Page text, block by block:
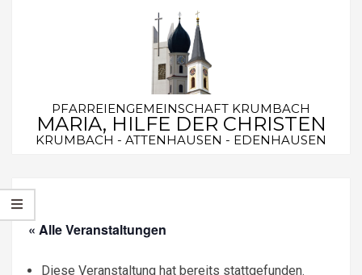
PFARREIENGEMEINSCHAFT KRUMBACH
MARIA, HILFE DER CHRISTEN
KRUMBACH - ATTENHAUSEN - EDENHAUSEN
Navigation
Menu
« Alle Veranstaltungen
Diese Veranstaltung hat bereits stattgefunden.